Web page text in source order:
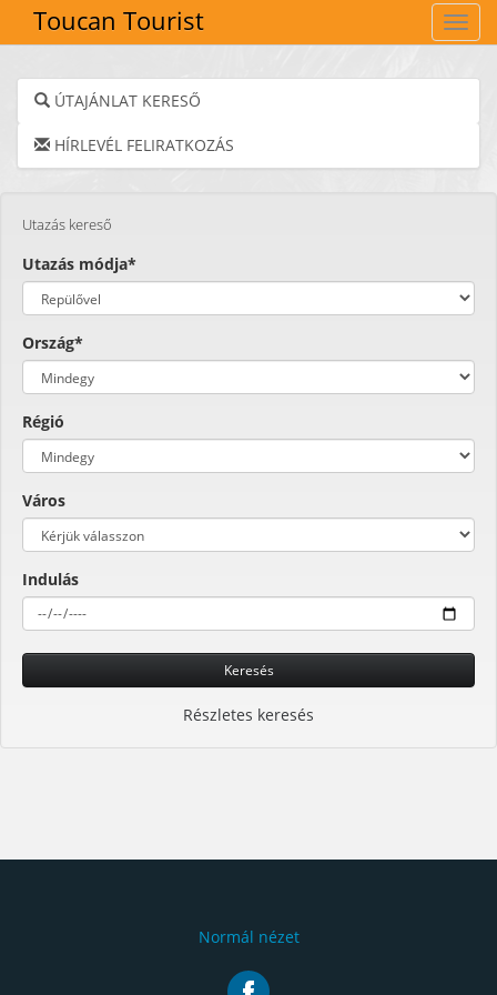
Toucan Tourist
ÚTAJÁNLAT KERESŐ
HÍRLEVÉL FELIRATKOZÁS
Utazás kereső
Utazás módja*
Ország*
Régió
Város
Indulás
Keresés
Részletes keresés
Normál nézet